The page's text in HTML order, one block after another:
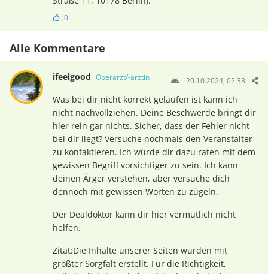
0
Alle Kommentare
ifeelgood Oberarzt/-ärztin 20.10.2024, 02:38
Was bei dir nicht korrekt gelaufen ist kann ich
nicht nachvollziehen. Deine Beschwerde bringt dir
hier rein gar nichts. Sicher, dass der Fehler nicht
bei dir liegt? Versuche nochmals den Veranstalter
zu kontaktieren. Ich würde dir dazu raten mit dem
gewissen Begriff vorsichtiger zu sein. Ich kann
deinen Ärger verstehen, aber versuche dich
dennoch mit gewissen Worten zu zügeln.
Der Dealdoktor kann dir hier vermutlich nicht
helfen.
Zitat:Die Inhalte unserer Seiten wurden mit
größter Sorgfalt erstellt. Für die Richtigkeit,